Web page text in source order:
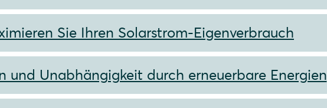
Sie Ihren Solarstrom-Eigenverbrauch
und Unabhängigkeit durch erneuerbare Energien